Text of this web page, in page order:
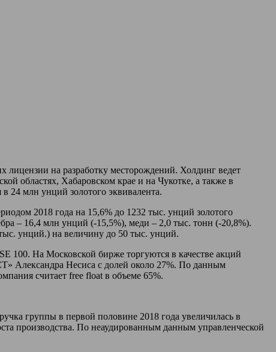
на разработку месторождений. Холдинг ведет
областях, Хабаровском крае и на Чукотке, а также в
24 млн унций золотого эквивалента.
2018 года на 15,6% до 1232 тыс. унций золотого
– 16,4 млн унций (-15,5%), меди – 2,0 тыс. тонн (-20,8%).
унций.) на величину до 50 тыс. унций.
100. На Московской бирже торгуются в качестве акций
Александра Несиса с долей около 27%. По данным
считает free float в объеме 65%.
группы в первой половине 2018 года увеличилась в
производства. По неаудированным данным управленческой